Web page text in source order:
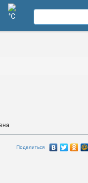
°C
Поделиться